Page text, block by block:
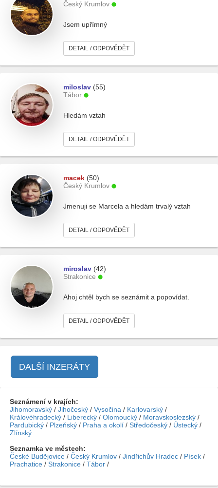
Český Krumlov
Jsem upřímný
DETAIL / ODPOVĚDĚT
miloslav (55)
Tábor
Hledám vztah
DETAIL / ODPOVĚDĚT
macek (50)
Český Krumlov
Jmenuji se Marcela a hledám trvalý vztah
DETAIL / ODPOVĚDĚT
miroslav (42)
Strakonice
Ahoj chtěl bych se seznámit a popovídat.
DETAIL / ODPOVĚDĚT
DALŠÍ INZERÁTY
Seznámení v krajích:
Jihomoravský / Jihočeský / Vysočina / Karlovarský /
Královéhradecký / Liberecký / Olomoucký / Moravskoslezský /
Pardubický / Plzeňský / Praha a okolí / Středočeský / Ústecký /
Zlínský
Seznamka ve městech:
České Budějovice / Český Krumlov / Jindřichův Hradec / Písek /
Prachatice / Strakonice / Tábor /